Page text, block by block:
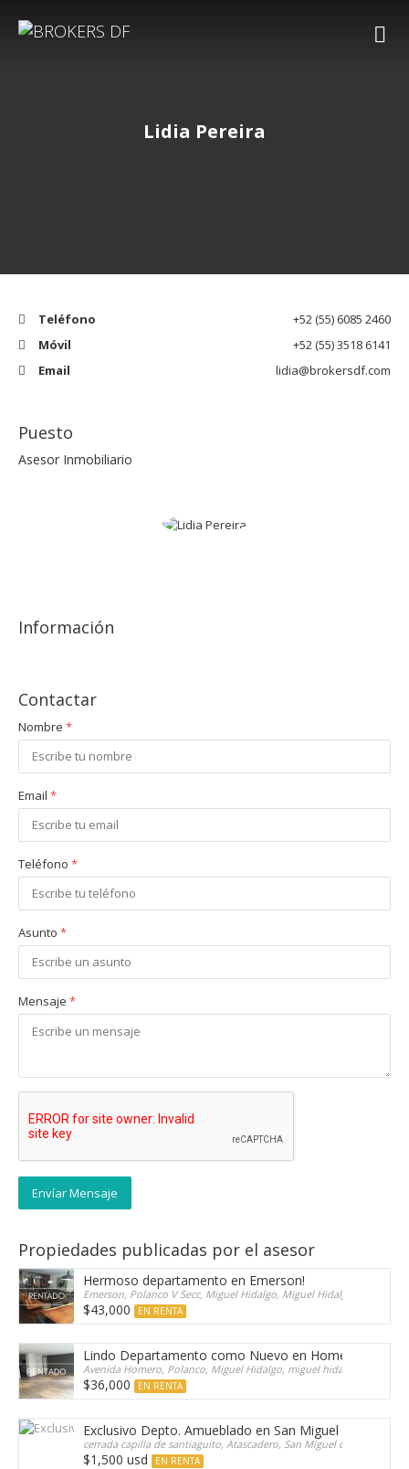
Lidia Pereira
Teléfono
+52 (55) 6085 2460
Móvil
+52 (55) 3518 6141
Email
lidia@brokersdf.com
Puesto
Asesor Inmobiliario
Información
Contactar
Nombre *
Email *
Teléfono *
Asunto *
Mensaje *
Envíar Mensaje
Propiedades publicadas por el asesor
Hermoso departamento en Emerson!
Emerson, Polanco V Secc, Miguel Hidalgo, Miguel Hidalgo, 11510,
$43,000 EN RENTA
Lindo Departamento como Nuevo en Homero
Avenida Homero, Polanco, Miguel Hidalgo, miguel hidalgo, Mexico
$36,000 EN RENTA
Exclusivo Depto. Amueblado en San Miguel de Allende!
cerrada capilla de santiaguito, Atascadero, San Miguel de Allende,
$1,500 usd EN RENTA